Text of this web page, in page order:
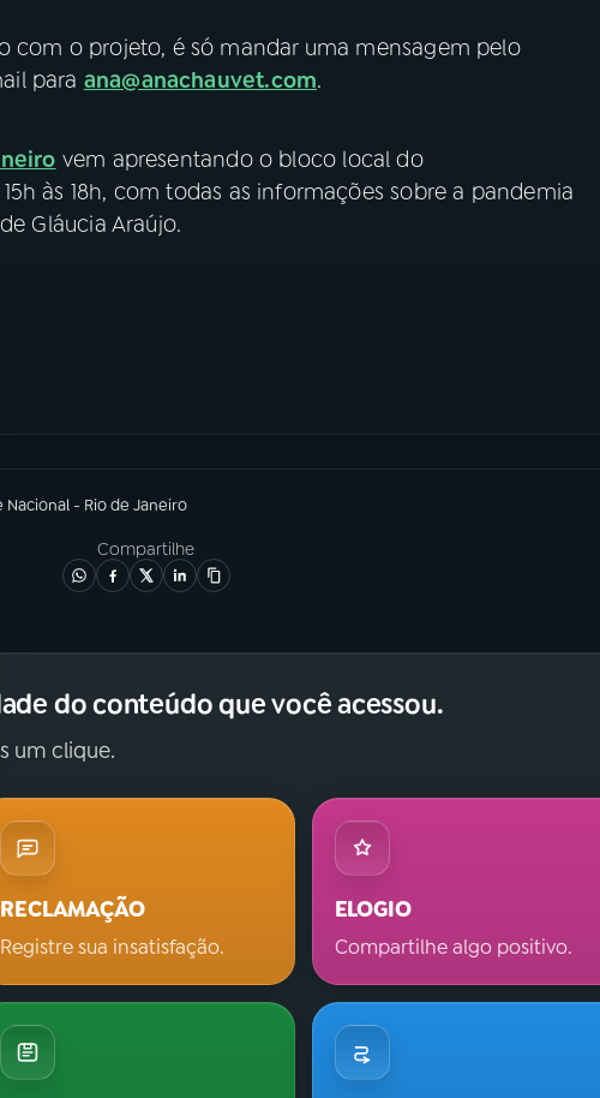
com o projeto, é só mandar uma mensagem pelo
para ana@anachauvet.com.
vem apresentando o bloco local do
às 18h, com todas as informações sobre a pandemia
Gláucia Araújo.
Nacional - Rio de Janeiro
Compartilhe
do conteúdo que você acessou.
um clique.
RECLAMAÇÃO
Registre sua insatisfação.
ELOGIO
Compartilhe algo positivo.